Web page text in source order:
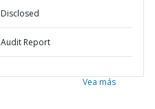
Disclosed
Audit Report
Vea más